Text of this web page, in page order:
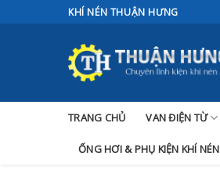
to
KHÍ NÉN THUẬN HƯNG
TRANG CHỦ VAN ĐIỆN TỪ
ỐNG HƠI & PHỤ KIỆN KHÍ NÉN